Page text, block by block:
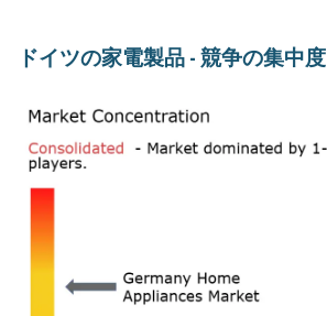
ドイツの家電製品 - 競争の集中度